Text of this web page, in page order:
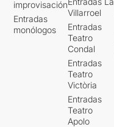
improvisación
Entradas
monólogos
Villarroel
Entradas
Teatro
Condal
Entradas
Teatro
Victòria
Entradas
Teatro
Apolo